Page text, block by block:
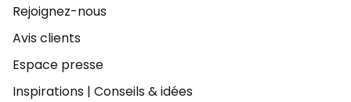
Rejoignez-nous
Avis clients
Espace presse
Inspirations | Conseils & idées